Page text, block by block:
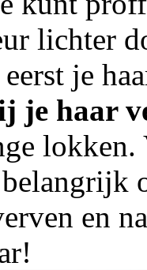
lichter
je
je haar
lokken.
en